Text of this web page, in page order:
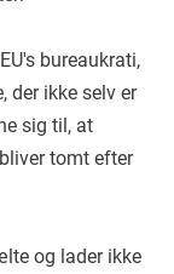
bureaukrati,
der ikke selv er
sig til, at
tomt efter
og lader ikke